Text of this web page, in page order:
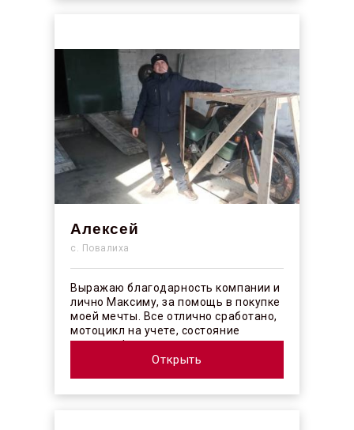
Алексей
с. Повалиха
Выражаю благодарность компании и
лично Максиму, за помощь в покупке
моей мечты. Все отлично сработано,
мотоцикл на учете, состояние
отличное! ...
Открыть